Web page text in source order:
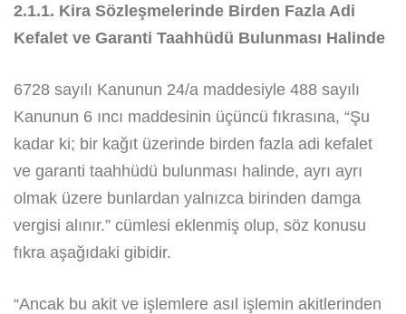
2.1.1. Kira Sözleşmelerinde Birden Fazla Adi
Kefalet ve Garanti Taahhüdü Bulunması Halinde
6728 sayılı Kanunun 24/a maddesiyle 488 sayılı
Kanunun 6 ıncı maddesinin üçüncü fıkrasına, “Şu
kadar ki; bir kağıt üzerinde birden fazla adi kefalet
ve garanti taahhüdü bulunması halinde, ayrı ayrı
olmak üzere bunlardan yalnızca birinden damga
vergisi alınır.” cümlesi eklenmiş olup, söz konusu
fıkra aşağıdaki gibidir.
“Ancak bu akit ve işlemlere asıl işlemin akitlerinden